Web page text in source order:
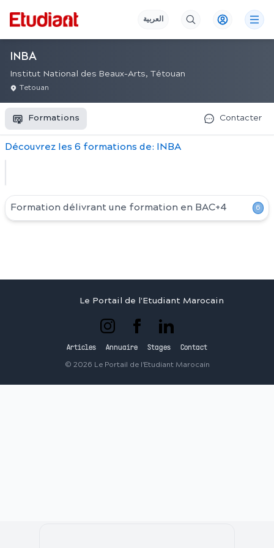
العربية
INBA
Institut National des Beaux-Arts, Tétouan
Tetouan
Formations Contacter
Découvrez les 6 formations de: INBA
Formation délivrant une formation en BAC+4 6
Le Portail de l'Etudiant Marocain
Articles Annuaire Stages Contact
© 2026 Le Portail de l'Etudiant Marocain